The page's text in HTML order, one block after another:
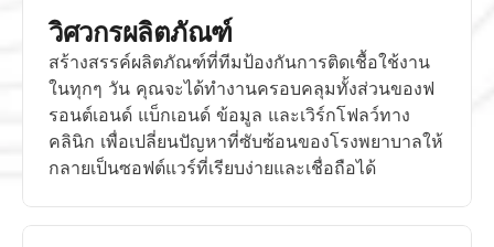
วิศวกรผลิตภัณฑ์
สร้างสรรค์ผลิตภัณฑ์ที่ทีมป้องกันการติดเชื้อใช้งาน
ในทุกๆ วัน คุณจะได้ทำงานครอบคลุมทั้งส่วนของฟ
รอนต์เอนด์ แบ็กเอนด์ ข้อมูล และเวิร์กโฟลว์ทาง
คลินิก เพื่อเปลี่ยนปัญหาที่ซับซ้อนของโรงพยาบาลให้
กลายเป็นซอฟต์แวร์ที่เรียบง่ายและเชื่อถือได้